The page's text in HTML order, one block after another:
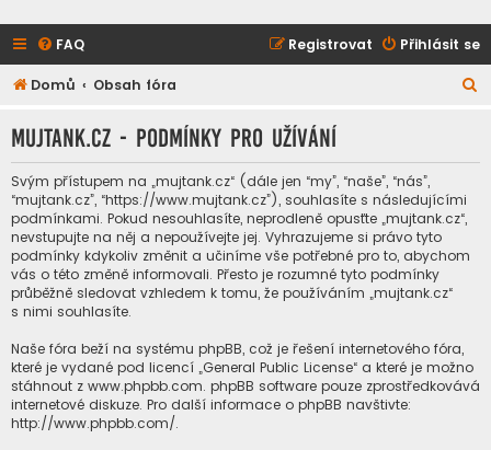
FAQ Přihlásit se
Registrovat
Domů Obsah fóra
d
mujtank.cz - Podmínky pro užívání
Svým přístupem na „mujtank.cz“ (dále jen “my”, “naše”, “nás”,
“mujtank.cz”, “https://www.mujtank.cz”), souhlasíte s následujícími
podmínkami. Pokud nesouhlasíte, neprodleně opusťte „mujtank.cz“,
nevstupujte na něj a nepoužívejte jej. Vyhrazujeme si právo tyto
podmínky kdykoliv změnit a učiníme vše potřebné pro to, abychom
vás o této změně informovali. Přesto je rozumné tyto podmínky
průběžně sledovat vzhledem k tomu, že používáním „mujtank.cz“
s nimi souhlasíte.
Naše fóra beží na systému phpBB, což je řešení internetového fóra,
které je vydané pod licencí „General Public License“ a které je možno
stáhnout z www.phpbb.com. phpBB software pouze zprostředkovává
internetové diskuze. Pro další informace o phpBB navštivte:
http://www.phpbb.com/.